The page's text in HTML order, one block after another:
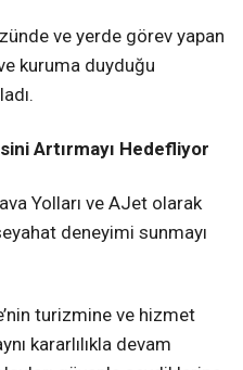
ve yerde görev yapan
kuruma duyduğu
Artırmayı Hedefliyor
Yolları ve AJet olarak
deneyimi sunmayı
turizmine ve hizmet
kararlılıkla devam